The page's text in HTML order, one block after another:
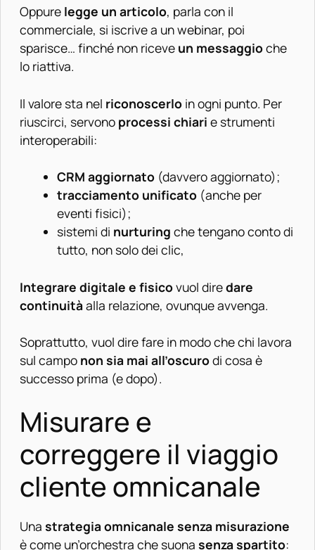
Oppure legge un articolo, parla con il
commerciale, si iscrive a un webinar, poi
sparisce… finché non riceve un messaggioche
lo riattiva.
Il valore sta nel riconoscerloin ogni punto. Per
riuscirci, servono processi chiari e strumenti
interoperabili:
CRM aggiornato(davvero aggiornato);
tracciamento unificato(anche per
eventi fisici);
sistemi di nurturing che tengano conto di
tutto, non solo dei clic,
Integrare digitale e fisicovuol diredare
continuità alla relazione, ovunque avvenga.
Soprattutto, vuol dire fare in modo che chi lavora
sul campo non sia mai all’oscurodi cosa è
successo prima (e dopo).
Misurare e
correggere il viaggio
cliente omnicanale
Una strategia omnicanale senza misurazione
è come un’orchestra che suona senza spartito: